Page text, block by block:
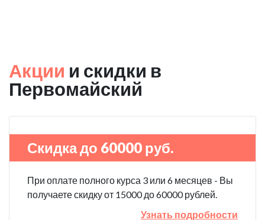
Акции и скидки в
Первомайский
Скидка до 60000 руб.
При оплате полного курса 3 или 6 месяцев - Вы
получаете скидку от 15000 до 60000 рублей.
Узнать подробности